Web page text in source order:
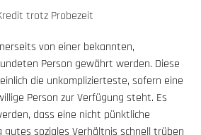
trotz Probezeit
von einer bekannten,
Person gewährt werden. Diese
die unkomplizierteste, sofern eine
Person zur Verfügung steht. Es
dass eine nicht pünktliche
gutes soziales Verhältnis schnell trüben